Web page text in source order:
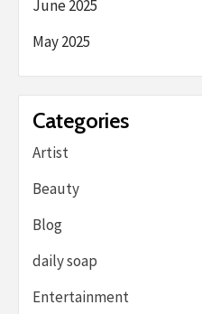
June 2025
May 2025
Categories
Artist
Beauty
Blog
daily soap
Entertainment